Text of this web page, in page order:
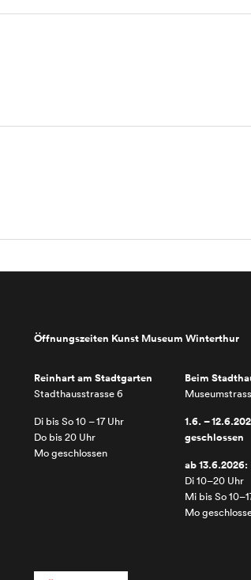
Öffnungszeiten Kunst Museum Winterthur
Reinhart am Stadtgarten
Stadthausstrasse 6
Di bis So 10 – 17 Uhr
Do bis 20 Uhr
Mo geschlossen
Beim
1.6. –
geschlossen
ab 13.6.2026:
Di 10–20 Uhr
Mi bis So
Mo